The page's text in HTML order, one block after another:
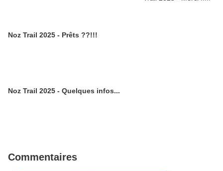
Noz Trail 2025 - Prêts ??!!!
Noz Trail 2025 - Quelques infos...
Commentaires